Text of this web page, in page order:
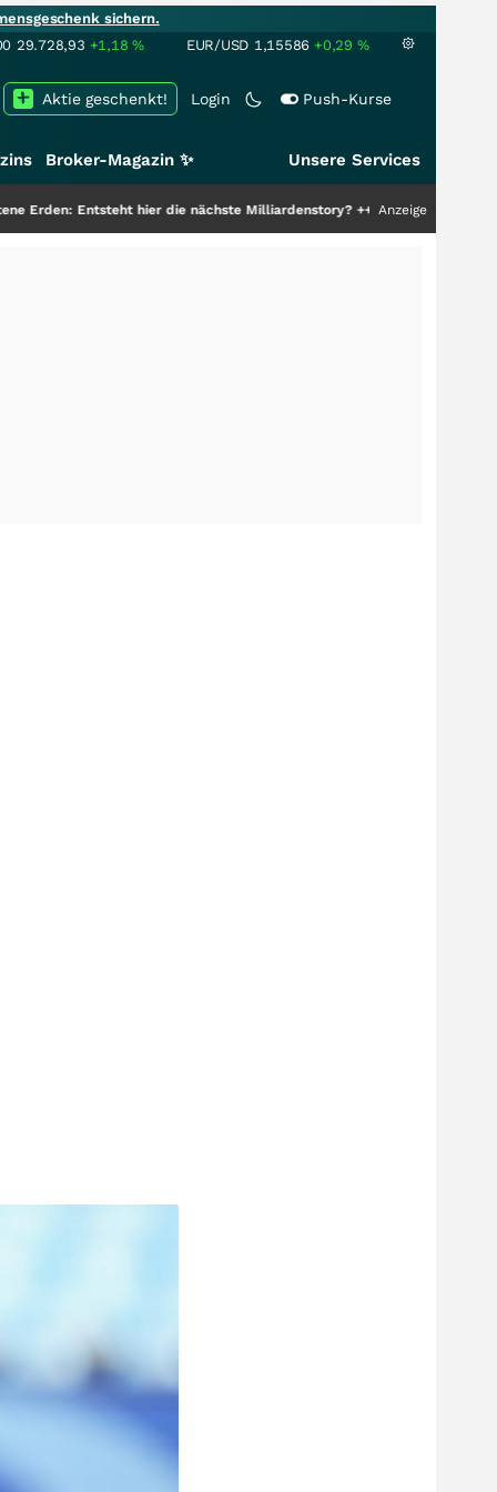
sichern.
29.728,93 +1,18% EUR/USD 1,15586 +0,29 %
Login Push-Kurse
Aktie geschenkt!
Broker-Magazin ✨ Unsere Services
hier die nächste Milliardenstory?+++ Anzeige